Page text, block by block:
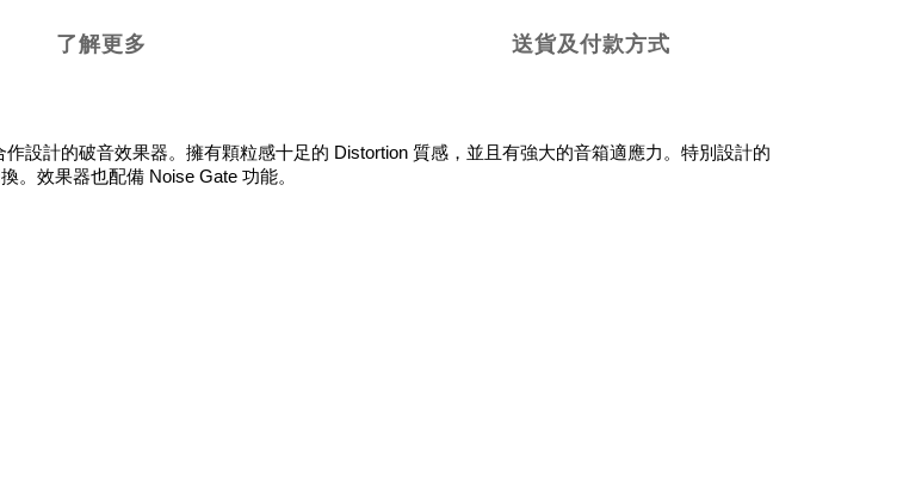
了解更多 送貨及付款方式
設計的破音效果器。擁有顆粒感十足的 Distortion 質感，並且有強大的音箱適應力。特別設計的
。效果器也配備 Noise Gate 功能。